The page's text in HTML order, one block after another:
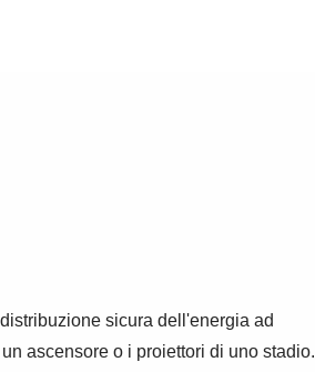
sicura dell'energia ad
ascensore o i proiettori di uno stadio.